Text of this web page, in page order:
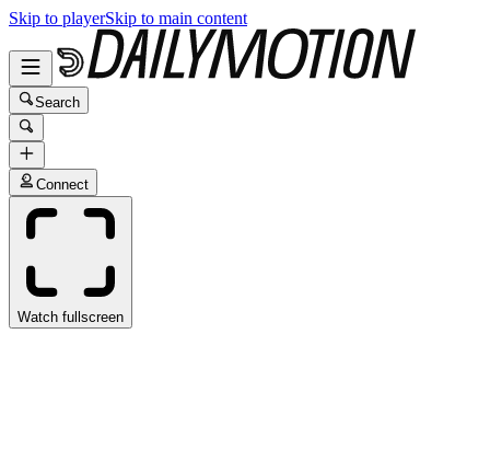
Skip to playerSkip to main content
Search
Connect
Watch fullscreen